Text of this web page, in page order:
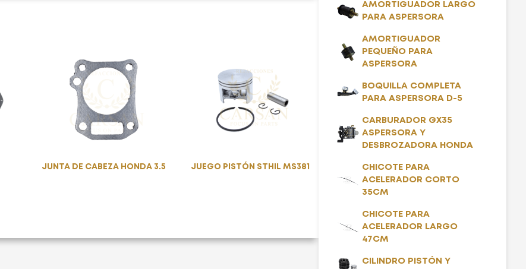
JUNTA DE CABEZA HONDA 3.5 JUEGO PISTÓN STHIL MS381
AMORTIGUADOR LARGO
PARA ASPERSORA
AMORTIGUADOR
PEQUEÑO PARA
ASPERSORA
BOQUILLA COMPLETA
PARA ASPERSORA D-5
CARBURADOR GX35
ASPERSORA Y
DESBROZADORA HONDA
CHICOTE PARA
ACELERADOR CORTO
35CM
CHICOTE PARA
ACELERADOR LARGO
47CM
CILINDRO PISTÓN Y